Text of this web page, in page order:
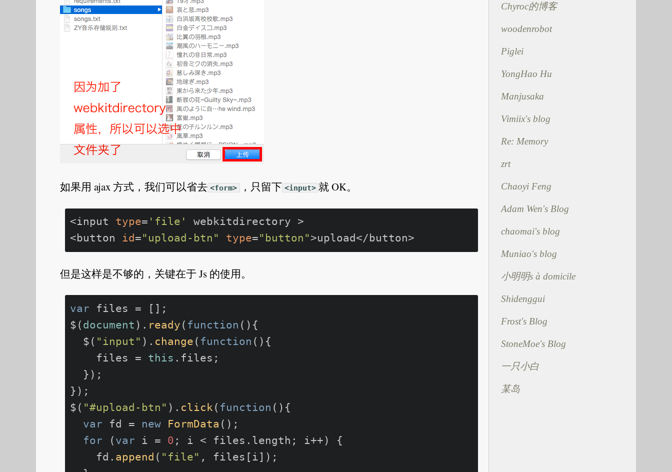
如果用 ajax 方式，我们可以省去 <form> ，只留下 <input> 就 OK。
<input type= 'file'
webkitdirectory >
<button id ="upload-btn" type="button"
但是这样是不够的，关键在于 Js 的使用。
var files = [];
$( document ). ready ( function ( ){
  $(
"input" ). change ( function ( ){
    files =
this . files ;
  });
});
$( "#upload-btn" ). click ( function ( ){
var fd = new FormData ();
for ( var i = 0 ; i < files. length ; i++) {
    fd.
append ( "file" , files[i]);
Chyroc的博客
woodenrobot
Piglei
YongHao Hu
Manjusaka
Vimiix's blog
Re: Memory
zrt
Chaoyi Feng
Adam Wen's Blog
chaomai's blog
Muniao's blog
小明明s à domicile
Shidenggui
Frost's Blog
StoneMoe's Blog
一只小白
某岛